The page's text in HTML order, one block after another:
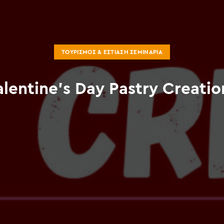
ΤΟΥΡΙΣΜΌΣ & ΕΣΤΊΑΣΗ ΣΕΜΙΝΆΡΙΑ
Day Pastry